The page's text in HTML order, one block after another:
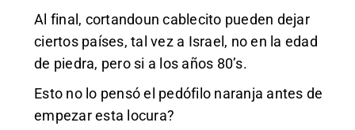
Al final, cortandoun cablecito pueden dejar
ciertos países, tal vez a Israel, no en la edad
de piedra, pero si a los años 80’s.
Esto no lo pensó el pedófilo naranja antes de
empezar esta locura?